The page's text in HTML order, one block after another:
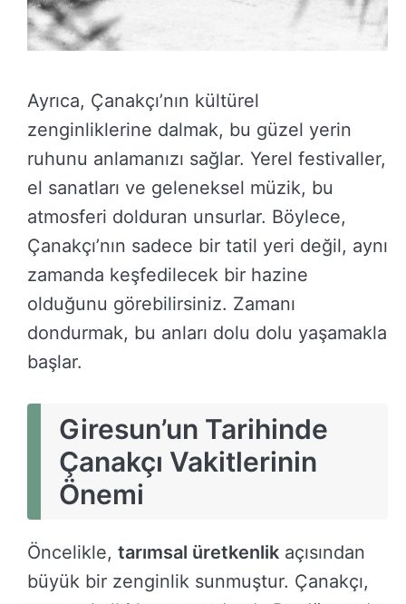
Ayrıca, Çanakçı’nın kültürel
zenginliklerine dalmak, bu güzel yerin
ruhunu anlamanızı sağlar. Yerel festivaller,
el sanatları ve geleneksel müzik, bu
atmosferi dolduran unsurlar. Böylece,
Çanakçı’nın sadece bir tatil yeri değil, aynı
zamanda keşfedilecek bir hazine
olduğunu görebilirsiniz. Zamanı
dondurmak, bu anları dolu dolu yaşamakla
başlar.
Giresun’un Tarihinde
Çanakçı Vakitlerinin
Önemi
Öncelikle, tarımsal üretkenlik açısından
büyük bir zenginlik sunmuştur. Çanakçı,